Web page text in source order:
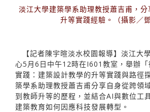
淡江大學建築學系助理教授蕭吉甫，
升等實踐經驗。（攝影／鄧
【記者陳宇暄淡水校園報導】淡江大
心5月6日中午12時在I601教室，舉辦「
實踐：建築設計教學的升等實踐與路徑
築學系助理教授蕭吉甫分享自身從跨領
到教師升等的歷程，並結合AI與數位工
建築教育如何因應科技發展轉型。